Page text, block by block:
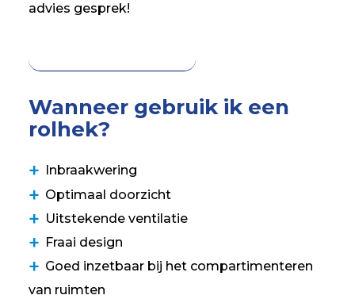
advies gesprek!
Wanneer gebruik ik een
rolhek?
+ Inbraakwering
+ Optimaal doorzicht
+ Uitstekende ventilatie
+ Fraai design
+ Goed inzetbaar bij het compartimenteren
van ruimten